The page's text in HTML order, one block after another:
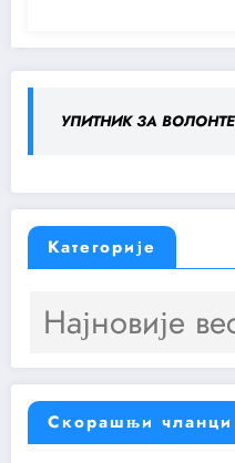
УПИТНИК ЗА
Категорије
Најновије
Скорашњи чланци